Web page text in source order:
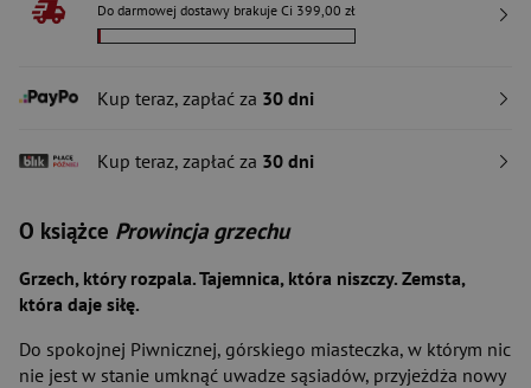
Do darmowej dostawy brakuje Ci 399,00 zł
Kup teraz, zapłać za 30 dni
Kup teraz, zapłać za 30 dni
O książce Prowincja grzechu
Grzech, który rozpala. Tajemnica, która niszczy. Zemsta,
która daje siłę.
Do spokojnej Piwnicznej, górskiego miasteczka, w którym nic
nie jest w stanie umknąć uwadze sąsiadów, przyjeżdża nowy